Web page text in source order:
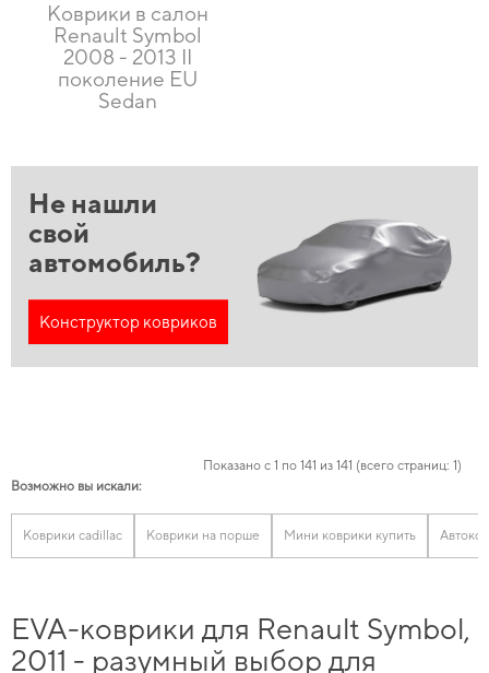
Коврики в салон
Renault Symbol
2008 - 2013 II
поколение EU
Sedan
Не нашли
свой
автомобиль?
Конструктор ковриков
Показано с 1 по 141 из 141 (всего страниц: 1)
Возможно вы искали:
Коврики cadillac Коврики на порше Мини коврики купить
EVA-коврики для Renault Symbol,
2011 - разумный выбор для